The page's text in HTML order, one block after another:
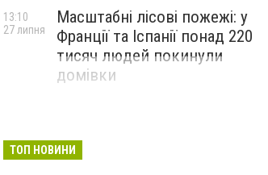
Масштабні лісові пожежі: у
Франції та Іспанії понад 220
тисяч людей покинули
домівки
13:10
27 липня
ТОП НОВИНИ